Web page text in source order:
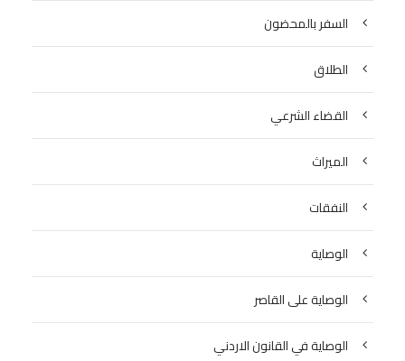
السفر بالمحضون
الطلاق
القضاء الشرعي
الميراث
النفقات
الوصاية
الوصاية على القاصر
الوصاية في القانون الاردني